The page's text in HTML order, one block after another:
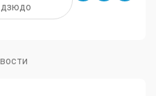
дзюдо